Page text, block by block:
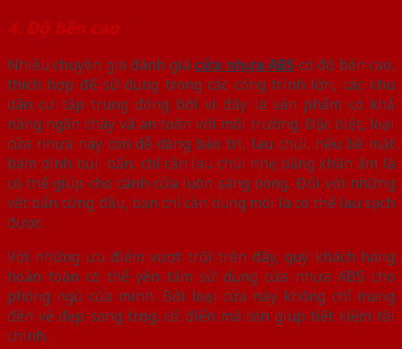
4. Độ bền cao
Nhiều chuyên gia đánh giá cửa nhựa ABS có độ bền cao,
thích hợp để sử dụng trong các công trình lớn, các khu
dân cư tập trung đông bởi vì đây là sản phẩm có khả
năng ngăn cháy và an toàn với môi trường. Đặc biệt, loại
cửa nhựa này còn dễ dàng bảo trì, lau chùi, nếu bề mặt
bám dính bụi bẩn, chỉ cần lau chùi nhẹ bằng khăn ẩm là
có thể giúp cho cánh cửa luôn sáng bóng. Đối với những
vết bẩn cứng đầu, bạn chỉ cần dung môi là có thể lau sạch
được.
Với những ưu điểm vượt trội trên đây, quý khách hàng
hoàn toàn có thể yên tâm sử dụng cửa nhựa ABS cho
phòng ngủ của mình. Bởi loại cửa này không chỉ mang
đến vẻ đẹp sang trọng, cổ điển mà còn giúp tiết kiệm tài
chính.